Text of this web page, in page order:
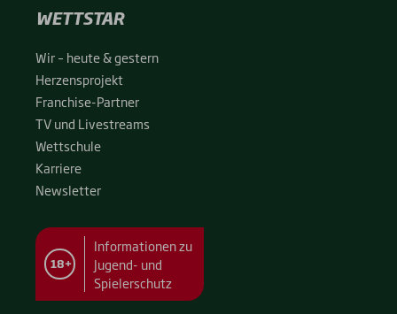
WETTSTAR
Wir – heu­te & ges­tern
Her­zens­pro­jekt
Fran­chise-Par­t­­ner
TV und Live­streams
Wett­schu­le
Kar­rie­re
News­let­ter
18+
Informationen zu
Jugend- und
Spielerschutz